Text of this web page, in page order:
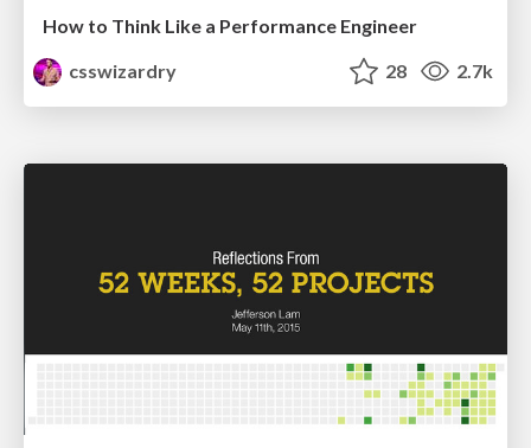
How to Think Like a Performance Engineer
csswizardry
28 2.7k